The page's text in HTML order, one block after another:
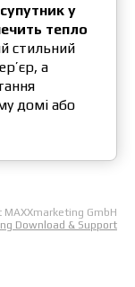
у
тепло
стильний
а
домі або
MAXXmarketing GmbH
Download & Support